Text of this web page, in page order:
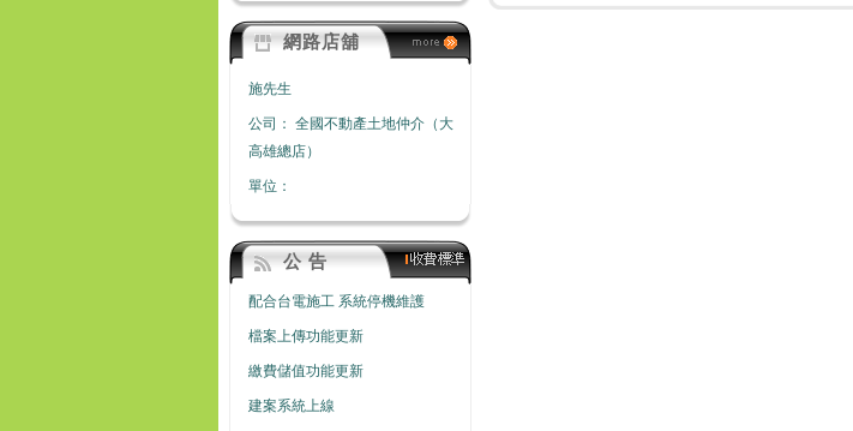
網路店舖
施先生
公司： 全國不動產土地仲介（大
高雄總店）
單位：
公 告
配合台電施工 系統停機維護
檔案上傳功能更新
繳費儲值功能更新
建案系統上線